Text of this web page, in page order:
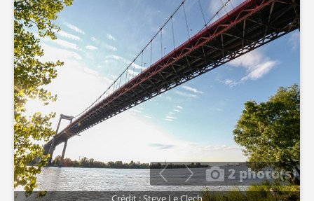
2 photo(s)